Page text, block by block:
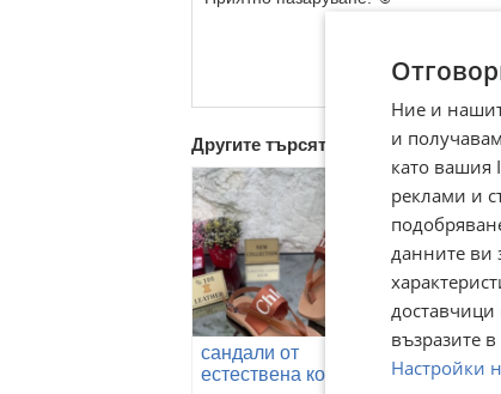
Другите търсят също
сандали от
естествена кожа
Ние и
и
като вашия
реклами и
данните ви
доставчици
възразите в
Настройки